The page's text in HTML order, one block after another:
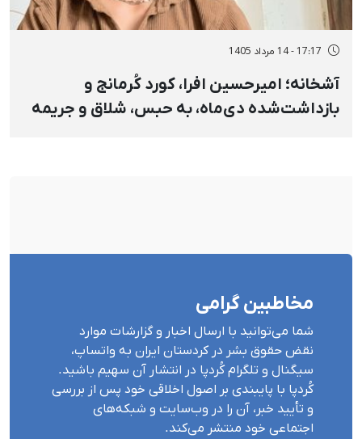
17:17 - 14 مرداد 1405
آشخانه؛ امیرحسین افرا، کورد کُرمانج و
بازداشت‌شده دی‌ماه، به حبس، شلاق و جریمه
مخاطبین گرامی
شما می‌توانید با ارسال اخبار و گزارشات موارد
نقض حقوق بشر در کردستان ایران بە واتساپ،
سیگنال و تلگرام کُردپا در انتشار آن سهیم باشید.
کُردپا با پایبندی بر اصول اخلاقی خود پس از بررسی
و تأیید خبر، آن را در وب‌سایت و شبکه‌های
اجتماعی خود منتشر می‌کند.